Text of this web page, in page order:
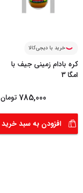
خرید با دیجی‌کالا
کره بادام زمینی جیف با
امگا 3
785,000 تومان
افزودن به سبد خرید